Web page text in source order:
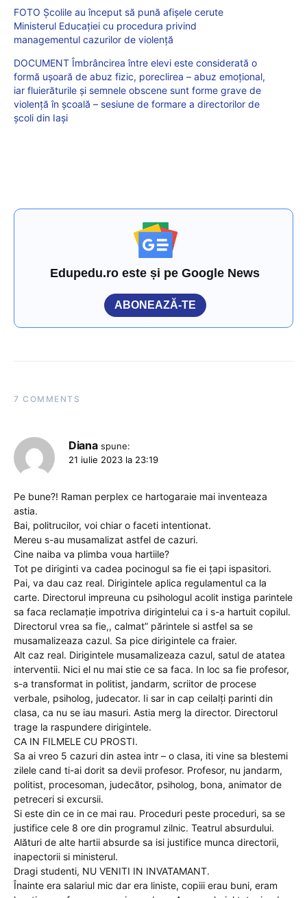
FOTO Școlile au început să pună afișele cerute
Ministerul Educației cu procedura privind
managementul cazurilor de violență
DOCUMENT Îmbrâncirea între elevi este considerată o
formă ușoară de abuz fizic, poreclirea – abuz emoțional,
iar fluierăturile și semnele obscene sunt forme grave de
violență în școală – sesiune de formare a directorilor de
școli din Iași
Edupedu.ro este și pe Google News
ABONEAZĂ-TE
7 COMMENTS
Diana spune:
21 iulie 2023 la 23:19
Pe bune?! Raman perplex ce hartogaraie mai inventeaza
astia.
Bai, politrucilor, voi chiar o faceti intentionat.
Mereu s-au musamalizat astfel de cazuri.
Cine naiba va plimba voua hartiile?
Tot pe diriginti va cadea pocinogul sa fie ei țapi ispasitori.
Pai, va dau caz real. Dirigintele aplica regulamentul ca la
carte. Directorul impreuna cu psihologul acolit instiga parintele
sa faca reclamație impotriva dirigintelui ca i s-a hartuit copilul.
Directorul vrea sa fie,, calmat” părintele si astfel sa se
musamalizeaza cazul. Sa pice dirigintele ca fraier.
Alt caz real. Dirigintele musamalizeaza cazul, satul de atatea
interventii. Nici el nu mai stie ce sa faca. In loc sa fie profesor,
s-a transformat in politist, jandarm, scriitor de procese
verbale, psiholog, judecator. Ii sar in cap ceilalți parinti din
clasa, ca nu se iau masuri. Astia merg la director. Directorul
trage la raspundere dirigintele.
CA IN FILMELE CU PROSTI.
Sa ai vreo 5 cazuri din astea intr – o clasa, iti vine sa blestemi
zilele cand ti-ai dorit sa devii profesor. Profesor, nu jandarm,
politist, procesoman, judecător, psiholog, bona, animator de
petreceri si excursii.
Si este din ce in ce mai rau. Proceduri peste proceduri, sa se
justifice cele 8 ore din programul zilnic. Teatrul absurdului.
Alături de alte hartii absurde sa isi justifice munca directorii,
inapectorii si ministerul.
Dragi studenti, NU VENITI IN INVATAMANT.
Înainte era salariul mic dar era liniste, copiii erau buni, eram